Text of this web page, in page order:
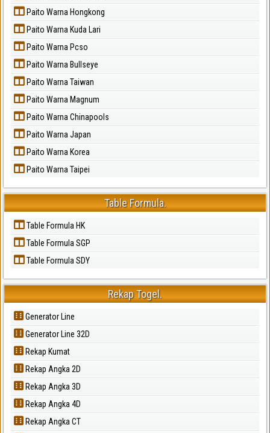
Paito Warna Hongkong
Paito Warna Kuda Lari
Paito Warna Pcso
Paito Warna Bullseye
Paito Warna Taiwan
Paito Warna Magnum
Paito Warna Chinapools
Paito Warna Japan
Paito Warna Korea
Paito Warna Taipei
Table Formula.
Table Formula HK
Table Formula SGP
Table Formula SDY
Rekap Togel.
Generator Line
Generator Line 32D
Rekap Kumat
Rekap Angka 2D
Rekap Angka 3D
Rekap Angka 4D
Rekap Angka CT